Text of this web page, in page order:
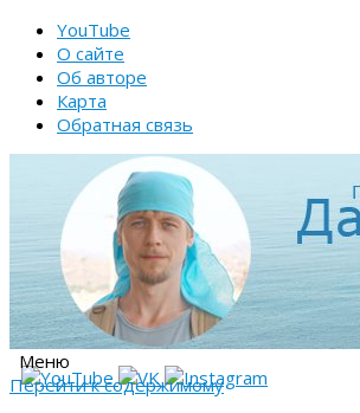
YouTube
О сайте
Об авторе
Карта
Обратная связь
Меню
Перейти к содержимому